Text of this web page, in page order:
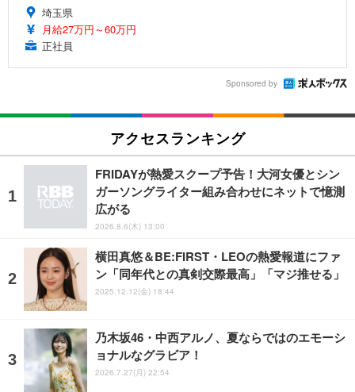
埼玉県
月給27万円～60万円
正社員
Sponsored by
アクセスランキング
FRIDAYが熱愛スクープ予告！大河女優とシン
ガーソングライター組み合わせにネットで憶測
広がる
2026.8.6(木) 13:00
横田真悠＆BE:FIRST・LEOの熱愛報道にファ
ン「同年代との真剣交際最高」「マジ推せる」
2025.12.12(金) 18:44
乃木坂46・中西アルノ、夏ならではのエモーシ
ョナルなグラビア！
2026.7.27(月) 22:54